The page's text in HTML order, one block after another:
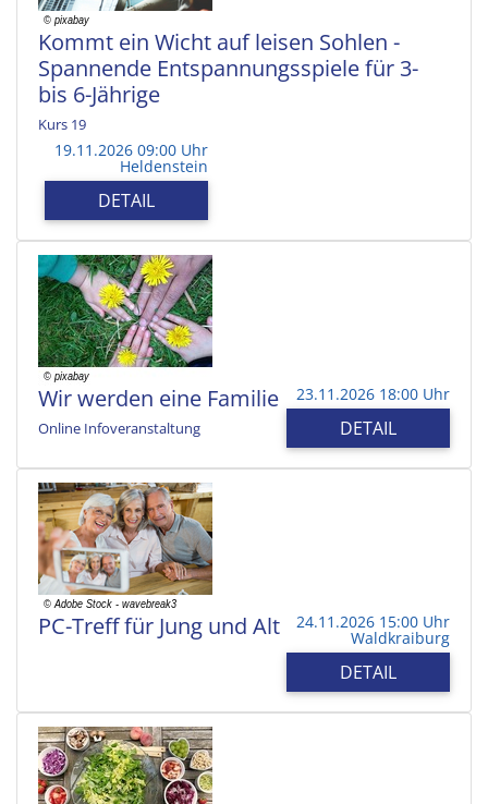
Kommt ein Wicht auf leisen Sohlen -
Spannende Entspannungsspiele für 3-
bis 6-Jährige
Kurs 19
19.11.2026 09:00 Uhr
Heldenstein
DETAIL
Wir werden eine Familie
Online Infoveranstaltung
23.11.2026 18:00 Uhr
DETAIL
PC-Treff für Jung und Alt 24.11.2026 15:00 Uhr
Waldkraiburg
DETAIL